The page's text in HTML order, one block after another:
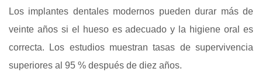
Los implantes dentales modernos pueden durar más de
veinte años si el hueso es adecuado y la higiene oral es
correcta. Los estudios muestran tasas de supervivencia
superiores al 95 % después de diez años.